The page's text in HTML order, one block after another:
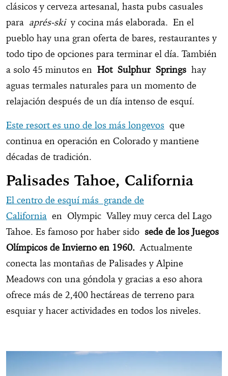
clásicos y cerveza artesanal, hasta pubs casuales
para aprés-skiy cocina más elaborada. En el
pueblo hay una gran oferta de bares, restaurantes y
todo tipo de opciones para terminar el día. También
a solo 45 minutos en Hot Sulphur Springs hay
aguas termales naturales para un momento de
relajación después de un día intenso de esquí.
Este resort es uno de los más longevos que
continua en operación en Colorado y mantiene
décadas de tradición.
Palisades Tahoe, California
El centro de esquí más grande de
California en Olympic Valley muy cerca del Lago
Tahoe. Es famoso por haber sido sede de los Juegos
Olímpicos de Invierno en 1960. Actualmente
conecta las montañas de Palisades y Alpine
Meadows con una góndola y gracias a eso ahora
ofrece más de 2,400 hectáreas de terreno para
esquiar y hacer actividades en todos los niveles.